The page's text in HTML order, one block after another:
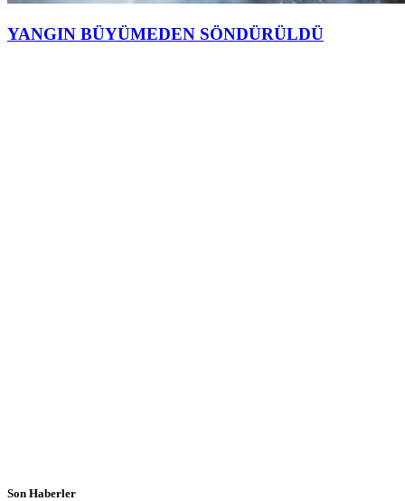
YANGIN BÜYÜMEDEN SÖNDÜRÜLDÜ
Son Haberler